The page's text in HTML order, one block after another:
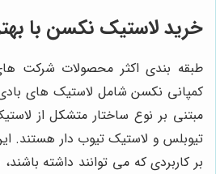
خرید لاستیک نکسن با
طبقه بندی اکثر محصولات شرکت
کمپانی نکسن شامل لاستیک های
مبتنی بر نوع ساختار متشکل از
تیوبلس و لاستیک تیوب دار هستند.
بر کاربردی که می توانند داشته